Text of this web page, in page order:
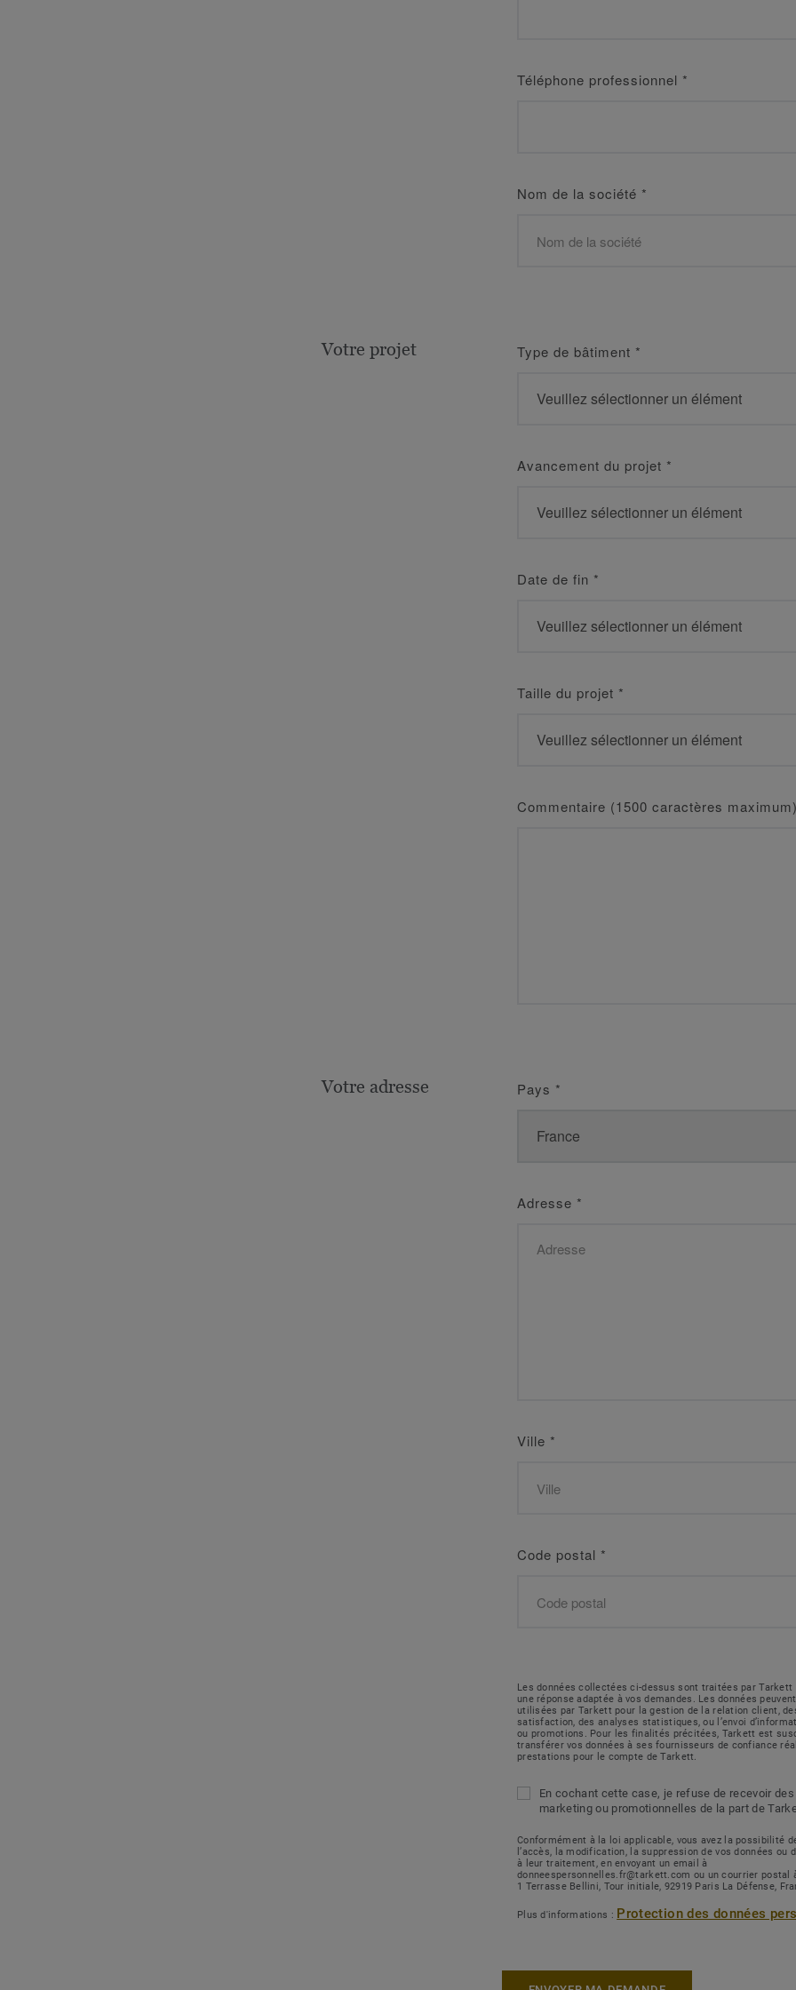
Téléphone professionnel *
Nom de la société *
Votre projet Type de bâtiment *
Avancement du projet *
Date de fin *
Taille du projet *
Commentaire (1500 caractères
Votre adresse Pays *
Adresse *
Ville *
Code postal *
Les données collectées ci-dessus sont traitées par
une réponse adaptée à vos demandes. Les données
utilisées par Tarkett pour la gestion de la relation client,
satisfaction, des analyses statistiques, ou l’envoi
ou promotions. Pour les finalités précitées, Tarkett est
transférer vos données à ses fournisseurs de confiance
prestations pour le compte de Tarkett.
En cochant cette case, je refuse de recevoir
marketing ou promotionnelles de la part de
Conformément à la loi applicable, vous avez la possibilité
l’accès, la modification, la suppression de vos données ou
à leur traitement, en envoyant un email à
donneespersonnelles.fr@tarkett.com ou un courrier postal
1 Terrasse Bellini, Tour initiale, 92919 Paris La Défense,
Plus d'informations : Protection des données